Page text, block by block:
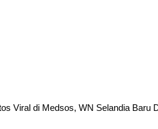
Viral di Medsos, WN Selandia Baru